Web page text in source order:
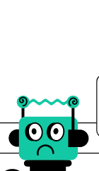
de
ontem